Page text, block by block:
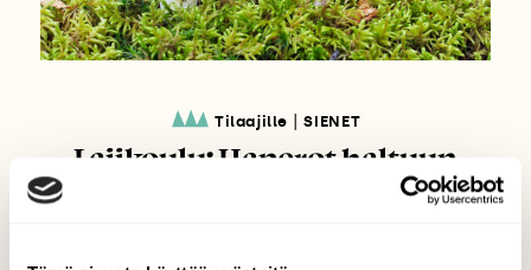
Tilaajille SIENET
Lajikoulu: Haperot haltuun